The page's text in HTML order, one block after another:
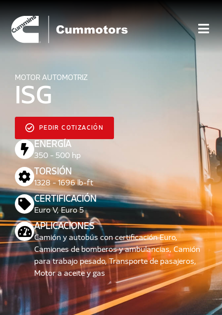
MOTOR AUTOMOTRIZ
ISG
PEDIR COTIZACIÓN
ENERGÍA
350 - 500 hp
TORSIÓN
1328 - 1696 lb-ft
CERTIFICACIÓN
Euro V, Euro 5
APLICACIONES
Camión y autobús con certificación Euro,
Camiones de bomberos y ambulancias, Camión
para trabajo pesado, Transporte de pasajeros,
Motor a aceite y gas